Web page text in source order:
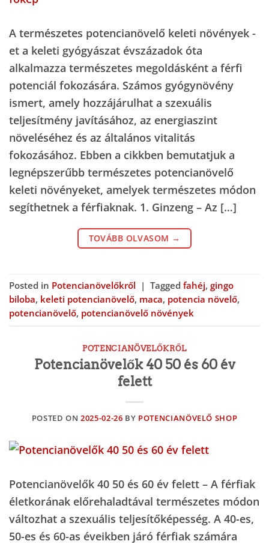
A természetes potencianövelő keleti növények -
et a keleti gyógyászat évszázadok óta
alkalmazza természetes megoldásként a férfi
potenciál fokozására. Számos gyógynövény
ismert, amely hozzájárulhat a szexuális
teljesítmény javításához, az energiaszint
növeléséhez és az általános vitalitás
fokozásához. Ebben a cikkben bemutatjuk a
legnépszerűbb természetes potencianövelő
keleti növényeket, amelyek természetes módon
segíthetnek a férfiaknak. 1. Ginzeng – Az […]
TOVÁBB OLVASOM →
Posted in Potencianövelőkről | Tagged fahéj, gingo
biloba, keleti potencianövelő, maca, potencia növelő,
potencianövelő, potencianövelő növények
POTENCIANÖVELŐKRŐL
Potencianövelők 40 50 és 60 év
felett
POSTED ON2025-02-26 BY POTENCIANÖVELŐ SHOP
Potencianövelők 40 50 és 60 év felett – A férfiak
életkorának előrehaladtával természetes módon
változhat a szexuális teljesítőképesség. A 40-es,
50-es és 60-as éveikben járó férfiak számára